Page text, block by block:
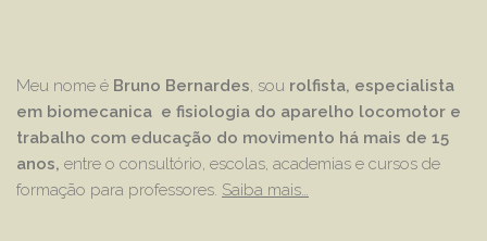
Meu nome é Bruno Bernardes, sou rolfista, especialista
em biomecanica e fisiologia do aparelho locomotor e
trabalho com educação do movimento há mais de 15
anos, entre o consultório, escolas, academias e cursos de
formação para professores. Saiba mais…